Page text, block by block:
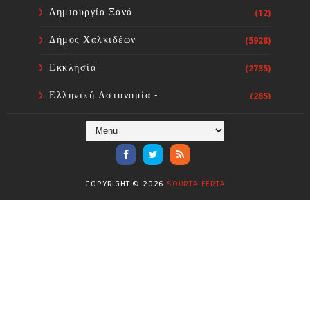
Δημιουργία Ξανά (12)
Δήμος Χαλκιδέων (5928)
Εκκλησία (2735)
Ελληνική Αστυνομία -
(285)
Ενόργανη Γυμναστική
COPYRIGHT © 2026 SOURTA-FERTA